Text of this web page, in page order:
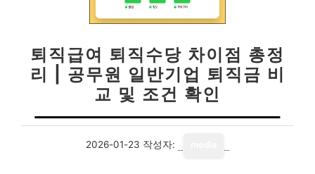
퇴직급여 퇴직수당 차이점 총정
리 | 공무원 일반기업 퇴직금 비
교 및 조건 확인
2026-01-23 작성자: